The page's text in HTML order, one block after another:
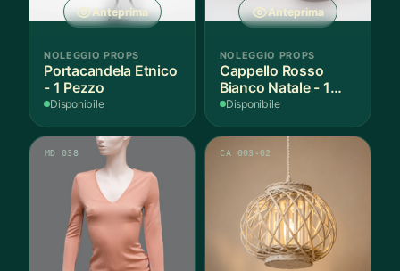
Anteprima
NOLEGGIO PROPS
Portacandela Etnico
- 1 Pezzo
Disponibile
Anteprima
NOLEGGIO PROPS
Cappello Rosso
Bianco Natale - 1
Pezzo
Disponibile
MD 038 CA 003-02